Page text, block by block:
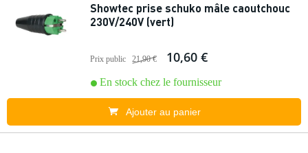
Showtec prise schuko mâle caoutchouc
230V/240V (vert)
Prix public 21,90 € 10,60 €
En stock chez le fournisseur
Ajouter au panier